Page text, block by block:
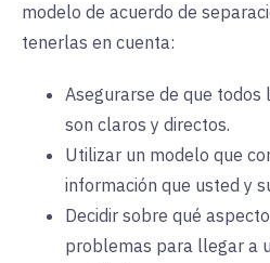
modelo de acuerdo de
tenerlas en cuenta:
Asegurarse de que
son claros y directos.
Utilizar un modelo que
información que usted y
Decidir sobre qué
problemas para llegar a